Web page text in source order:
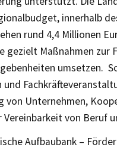
innerhalb
rund 4,4 Millionen
gezielt Maßnahmen zur
umsetzen.
von Unternehmen,
Vereinbarkeit von Beruf
Aufbaubank –